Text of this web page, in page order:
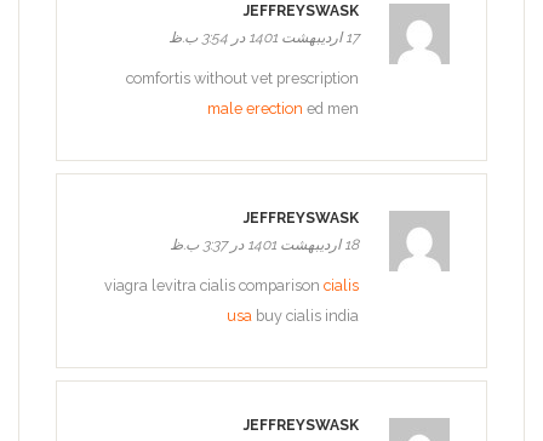
JEFFREYSWASK
17 اردیبهشت 1401 در 3:54 ب.ظ
comfortis without vet prescription
male erection ed men
JEFFREYSWASK
18 اردیبهشت 1401 در 3:37 ب.ظ
viagra levitra cialis comparison cialis
usa buy cialis india
JEFFREYSWASK